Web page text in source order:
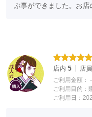
ぶ事ができました。お店
店内 5 店員
ご利用金額：
ご利用目的：
ご利用日：